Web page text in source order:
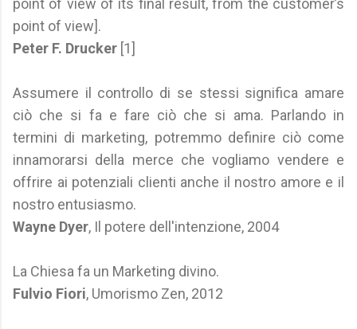
point of view of its final result, from the customer’s
point of view].
Peter F. Drucker [1]
Assumere il controllo di se stessi significa amare
ciò che si fa e fare ciò che si ama. Parlando in
termini di marketing, potremmo definire ciò come
innamorarsi della merce che vogliamo vendere e
offrire ai potenziali clienti anche il nostro amore e il
nostro entusiasmo.
Wayne Dyer, Il potere dell'intenzione, 2004
La Chiesa fa un Marketing divino.
Fulvio Fiori, Umorismo Zen, 2012